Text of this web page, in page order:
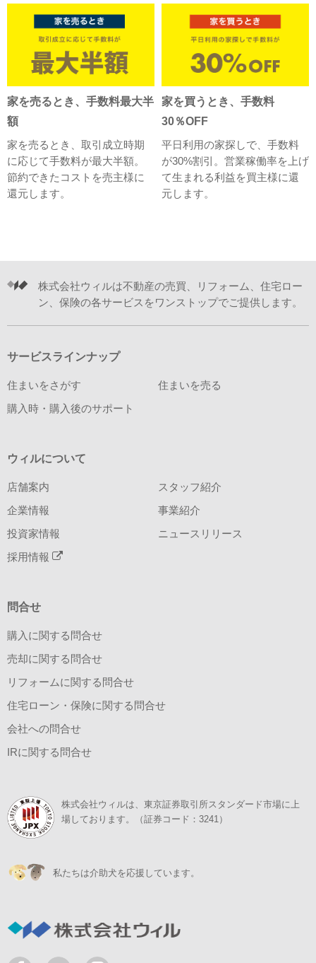
家を売るとき、手数料最大半
額
家を売るとき、取引成立時期
に応じて手数料が最大半額。
節約できたコストを売主様に
還元します。
家を買うとき、手数料
30％OFF
平日利用の家探しで、手数料
が30%割引。営業稼働率を上げ
て生まれる利益を買主様に還
元します。
株式会社ウィルは不動産の売買、リフォーム、住宅ロー
ン、保険の各サービスをワンストップでご提供します。
サービスラインナップ
住まいをさがす 住まいを売る
購入時・購入後のサポート
ウィルについて
店舗案内 スタッフ紹介
企業情報 事業紹介
投資家情報 ニュースリリース
採用情報
問合せ
購入に関する問合せ
売却に関する問合せ
リフォームに関する問合せ
住宅ローン・保険に関する問合せ
会社への問合せ
IRに関する問合せ
株式会社ウィルは、東京証券取引所スタンダード市場に上
場しております。（証券コード：3241）
私たちは介助犬を応援しています。